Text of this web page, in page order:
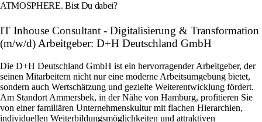
ATMOSPHERE. Bist Du dabei?
IT Inhouse Consultant - Digitalisierung & Transformation
(m/w/d) Arbeitgeber: D+H Deutschland GmbH
Die D+H Deutschland GmbH ist ein hervorragender Arbeitgeber, der
seinen Mitarbeitern nicht nur eine moderne Arbeitsumgebung bietet,
sondern auch Wertschätzung und gezielte Weiterentwicklung fördert.
Am Standort Ammersbek, in der Nähe von Hamburg, profitieren Sie
von einer familiären Unternehmenskultur mit flachen Hierarchien,
individuellen Weiterbildungsmöglichkeiten und attraktiven